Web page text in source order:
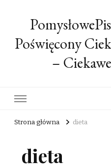
Poświęcony
–
Strona główna dieta
dieta